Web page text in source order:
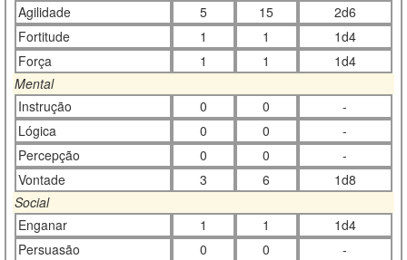
Agilidade
5 15
2d6
Fortitude
1 1
1d4
Força
1 1
1d4
Mental
Instrução
0 0
-
Lógica
0 0
-
Percepção
0 0
-
Vontade
3 6
1d8
Social
Enganar
1 1
1d4
Persuasão
0 0
-